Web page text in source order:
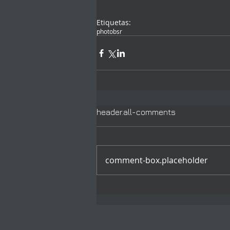
Etiquetas:
photobsr
header.all-comments
comment-box.placeholder